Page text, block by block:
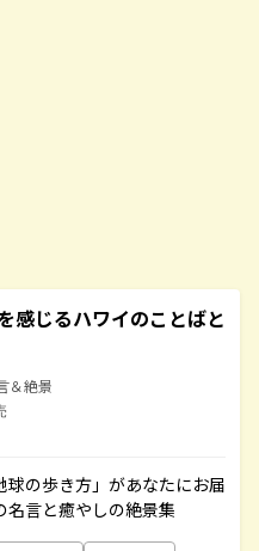
感じるハワイのことばと
＆絶景
の歩き方」があなたにお届
名言と癒やしの絶景集